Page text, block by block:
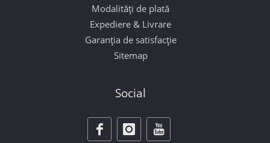
Modalități de plată
Expediere & Livrare
Garanția de satisfacție
Sitemap
Social